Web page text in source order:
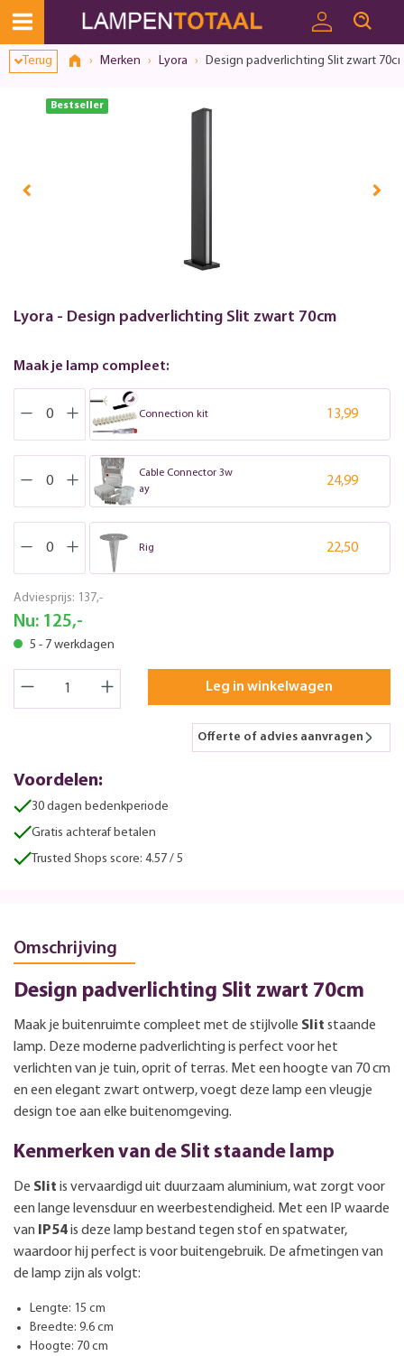
Terug Merken Lyora Design padverlichting Slit zwart
Bestseller
Lyora - Design padverlichting Slit zwart 70cm
Maak je lamp compleet:
Connection kit 13,99
Cable Connector 3w
ay
24,99
Rig 22,50
Adviesprijs: 137,-
Nu: 125,-
5 - 7 werkdagen
Leg in winkelwagen
Offerte of advies aanvragen
Voordelen:
30 dagen bedenkperiode
Gratis achteraf betalen
Trusted Shops score: 4.57 / 5
Omschrijving
Design padverlichting Slit zwart 70cm
Maak je buitenruimte compleet met de stijlvolle Slit staande
lamp. Deze moderne padverlichting is perfect voor het
verlichten van je tuin, oprit of terras. Met een hoogte van 70 cm
en een elegant zwart ontwerp, voegt deze lamp een vleugje
design toe aan elke buitenomgeving.
Kenmerken van de Slit staande lamp
De Slit is vervaardigd uit duurzaam aluminium, wat zorgt voor
een lange levensduur en weerbestendigheid. Met een IP waarde
van
IP54is deze lamp bestand tegen stof en spatwater,
waardoor hij perfect is voor buitengebruik. De afmetingen van
de lamp zijn als volgt:
Lengte: 15 cm
Breedte: 9.6 cm
Hoogte: 70 cm
Toestemmingsvenster geopend